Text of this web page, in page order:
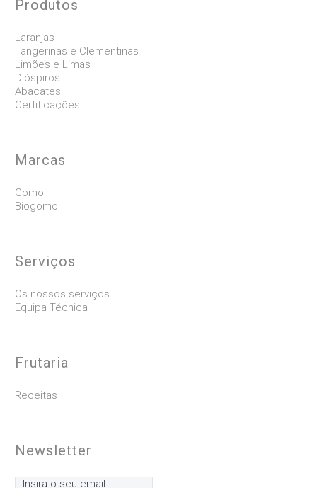
Produtos
Laranjas
Tangerinas e Clementinas
Limões e Limas
Dióspiros
Abacates
Certificações
Marcas
Gomo
Biogomo
Serviços
Os nossos serviços
Equipa Técnica
Frutaria
Receitas
Newsletter